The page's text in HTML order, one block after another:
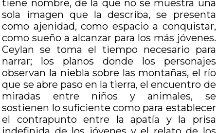
tiene nombre, de la que no se muestra una
sola imagen que la describa, se presenta
como ajenidad, como espacio a conquistar,
como sueño a alcanzar para los más jóvenes.
Ceylan se toma el tiempo necesario para
narrar; los planos donde los personajes
observan la niebla sobre las montañas, el río
que se abre paso en la tierra, el encuentro de
miradas entre niños y animales, se
sostienen lo suficiente como para establecer
el contrapunto entre la apatía y la prisa